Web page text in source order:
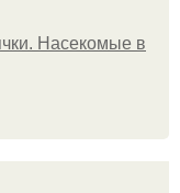
Насекомые в